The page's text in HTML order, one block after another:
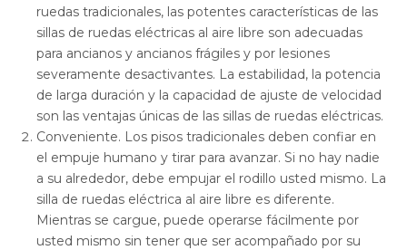
ruedas tradicionales, las potentes características de las
sillas de ruedas eléctricas al aire libre son adecuadas
para ancianos y ancianos frágiles y por lesiones
severamente desactivantes. La estabilidad, la potencia
de larga duración y la capacidad de ajuste de velocidad
son las ventajas únicas de las sillas de ruedas eléctricas.
Conveniente. Los pisos tradicionales deben confiar en
el empuje humano y tirar para avanzar. Si no hay nadie
a su alrededor, debe empujar el rodillo usted mismo. La
silla de ruedas eléctrica al aire libre es diferente.
Mientras se cargue, puede operarse fácilmente por
usted mismo sin tener que ser acompañado por su